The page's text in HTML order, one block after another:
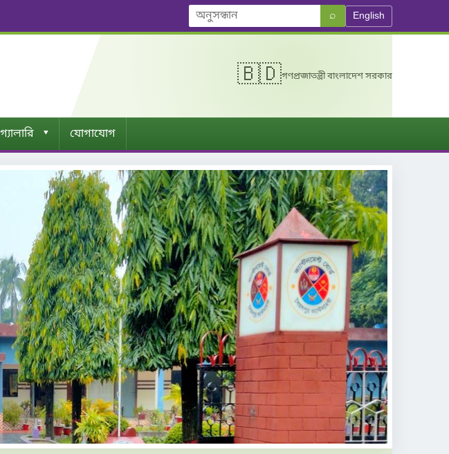
⌕ English
🇧🇩গণপ্রজাতন্ত্রী বাংলাদেশ সরকার
গ্যালারি ▾ যোগাযোগ